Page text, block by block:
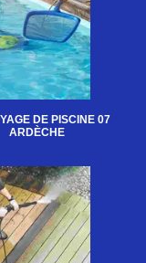
DE PISCINE 07
ARDÈCHE